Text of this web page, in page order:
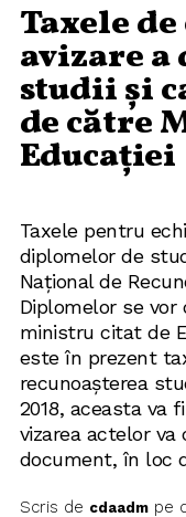
Taxele
avizare
studii şi
de către
Educației
Taxele pentru
diplomelor de
Naţional de
Diplomelor se
ministru citat de
este în prezent
recunoaşterea
2018, aceasta va
vizarea actelor
document, în loc
Scris de cdaadmpe